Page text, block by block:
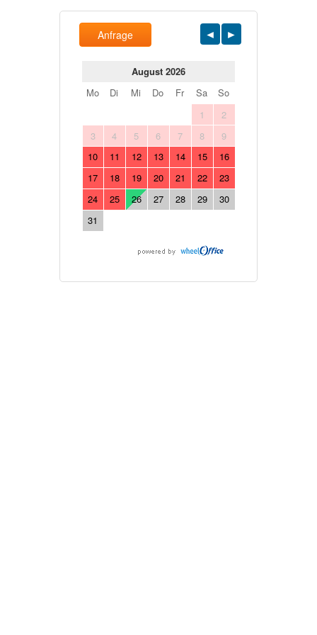
Anfrage
August 2026
Mo
Di Mi Do Fr Sa
So
1
2
3
4 5 6 7 8
9
10
11 12 13 14 15
16
17
18 19 20 21 22
23
24
25 26 27 28 29
30
31